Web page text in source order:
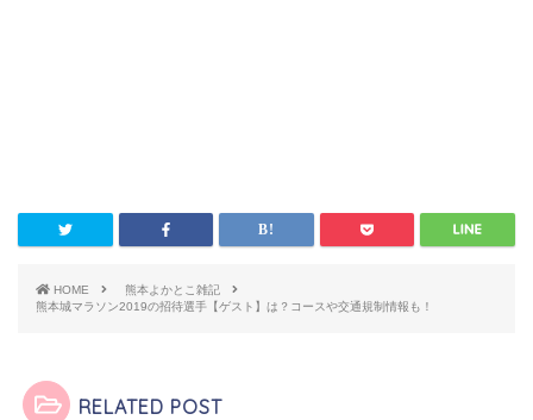
HOME
熊本よかとこ雑記
熊本城マラソン2019の招待選手【ゲスト】は？コースや交通規制情報も！
RELATED POST